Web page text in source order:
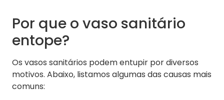
Por que o vaso sanitário
entope?
Os vasos sanitários podem entupir por diversos
motivos. Abaixo, listamos algumas das causas mais
comuns: